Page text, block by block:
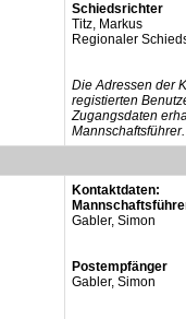
Schiedsrichter
Titz, Markus
Regionaler
Die Adressen der
registierten
Zugangsdaten
Mannschaftsführer.
Kontaktdaten:
Gabler, Simon
Postempfänger
Gabler, Simon